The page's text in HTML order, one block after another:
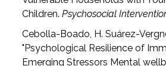
Children.Psychosocial
Cebolla-Boado, H. Suárez-
"Psychological Resilience of
Emerging Stressors Mental